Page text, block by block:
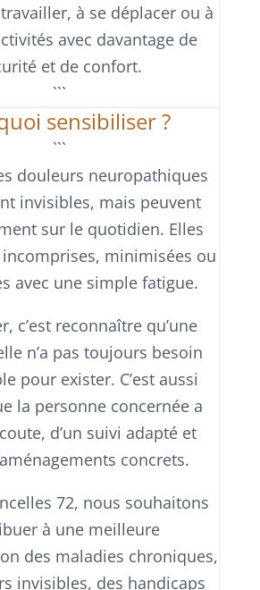
à se déplacer ou à
avec davantage de
et de confort.
```
sensibiliser ?
```
douleurs neuropathiques
invisibles, mais peuvent
sur le quotidien. Elles
minimisées ou
avec une simple fatigue.
c’est reconnaître qu’une
n’a pas toujours besoin
pour exister. C’est aussi
la personne concernée a
d’un suivi adapté et
concrets.
72, nous souhaitons
à une meilleure
des maladies chroniques,
invisibles, des handicaps